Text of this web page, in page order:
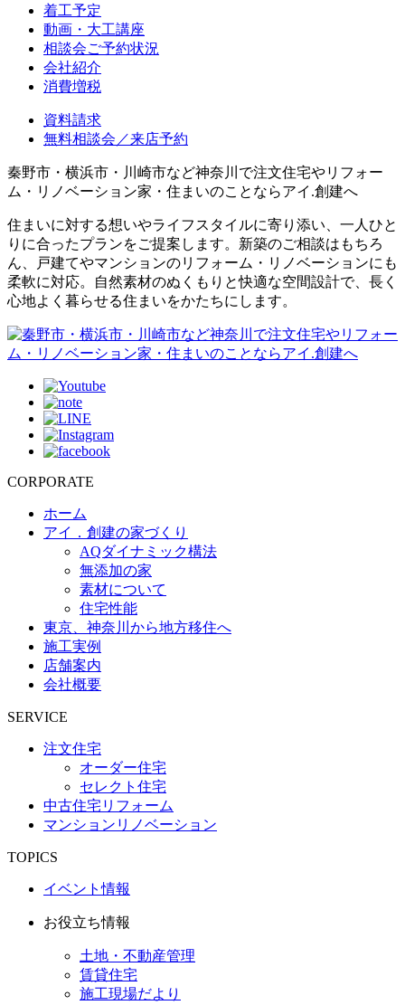
着工予定
動画・大工講座
相談会ご予約状況
会社紹介
消費増税
資料請求
無料相談会／来店予約
秦野市・横浜市・川崎市など神奈川で注文住宅やリフォー
ム・リノベーション家・住まいのことならアイ.創建へ
住まいに対する想いやライフスタイルに寄り添い、一人ひと
りに合ったプランをご提案します。新築のご相談はもちろ
ん、戸建てやマンションのリフォーム・リノベーションにも
柔軟に対応。自然素材のぬくもりと快適な空間設計で、長く
心地よく暮らせる住まいをかたちにします。
CORPORATE
ホーム
アイ．創建の家づくり
AQダイナミック構法
無添加の家
素材について
住宅性能
東京、神奈川から地方移住へ
施工実例
店舗案内
会社概要
SERVICE
注文住宅
オーダー住宅
セレクト住宅
中古住宅リフォーム
マンションリノベーション
TOPICS
イベント情報
お役立ち情報
土地・不動産管理
賃貸住宅
施工現場だより